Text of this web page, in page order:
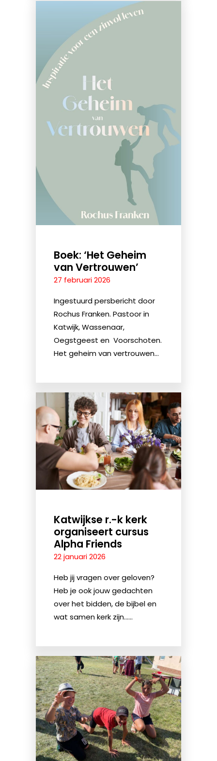
Boek: ‘Het Geheim
van Vertrouwen’
27 februari 2026
Ingestuurd persbericht door
Rochus Franken. Pastoor in
Katwijk, Wassenaar,
Oegstgeest en Voorschoten.
Het geheim van vertrouwen...
Katwijkse r.-k kerk
organiseert cursus
Alpha Friends
22 januari 2026
Heb jij vragen over geloven?
Heb je ook jouw gedachten
over het bidden, de bijbel en
wat samen kerk zijn......